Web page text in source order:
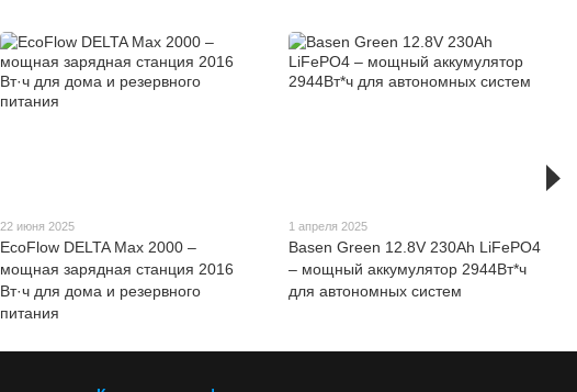
22 июня 2025
EcoFlow DELTA Max 2000 –
мощная зарядная станция 2016
Вт·ч для дома и резервного
питания
1 апреля 2025
Basen Green 12.8V 230Ah LiFePO4
– мощный аккумулятор 2944Вт*ч
для автономных систем